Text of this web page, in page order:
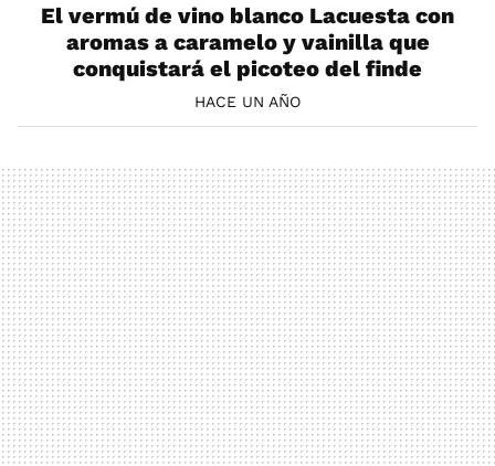
El vermú de vino blanco Lacuesta con
aromas a caramelo y vainilla que
conquistará el picoteo del finde
HACE UN AÑO